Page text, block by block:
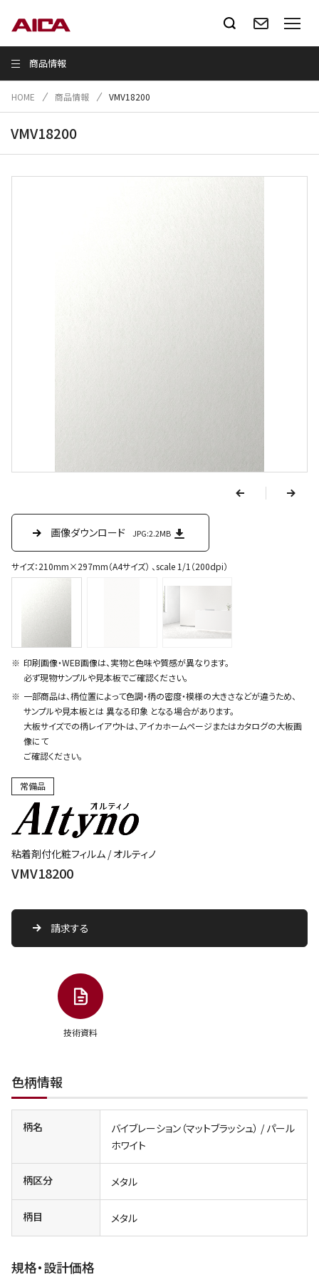
商品情報
HOME 商品情報 VMV18200
VMV18200
p
r
n
画像ダウンロード JPG:2.2MB
サイズ：210mm×297mm（A4サイズ） 、scale 1/1（200dpi）
画像ダウンロード JPG:779KB
画像ダウンロード JPG:258KB
印刷画像・WEB画像は、実物と色味や質感が異なります。
必ず現物サンプルや見本板でご確認ください。
一部商品は、柄位置によって色調・柄の密度・模様の大きさなどが違うため、
サンプルや見本板とは 異なる印象 となる場合があります。
大板サイズでの柄レイアウトは、アイカホームページまたはカタログの大板画
像にて
ご確認ください。
常備品
粘着剤付化粧フィルム / オルティノ
VMV18200
請求する
技術資料
色柄情報
柄名
バイブレーション（マットブラッシュ） / パール
ホワイト
柄区分 メタル
柄目 メタル
規格・設計価格